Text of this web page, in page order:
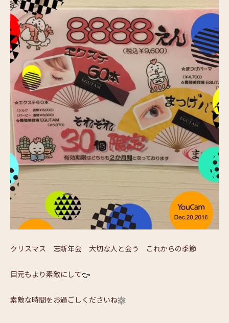
クリスマス 忘新年会 大切な人と会う これからの季節
目元もより素敵にして
素敵な時間をお過ごしくださいね